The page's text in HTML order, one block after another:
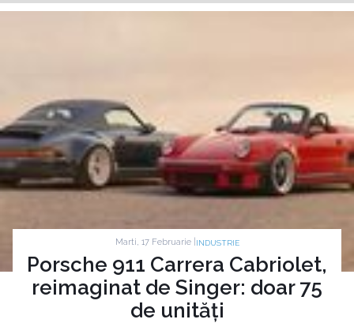
Marti, 17 Februarie | INDUSTRIE
Porsche 911 Carrera Cabriolet,
reimaginat de Singer: doar 75
de unități